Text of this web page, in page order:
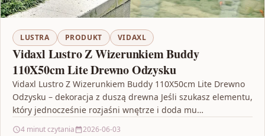
LUSTRA PRODUKT VIDAXL
Vidaxl Lustro Z Wizerunkiem Buddy
110X50cm Lite Drewno Odzysku
Vidaxl Lustro Z Wizerunkiem Buddy 110X50cm Lite Drewno
Odzysku – dekoracja z duszą drewna Jeśli szukasz elementu,
który jednocześnie rozjaśni wnętrze i doda mu…
4 minut czytania 2026-06-03